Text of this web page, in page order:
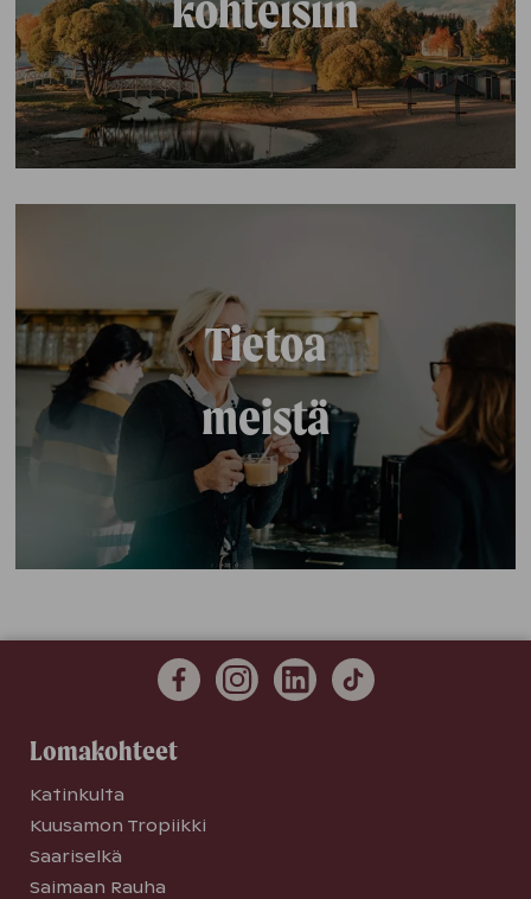
Tietoa
meistä
Lomakohteet
Katinkulta
Kuusamon Tropiikki
Saariselkä
Saimaan Rauha